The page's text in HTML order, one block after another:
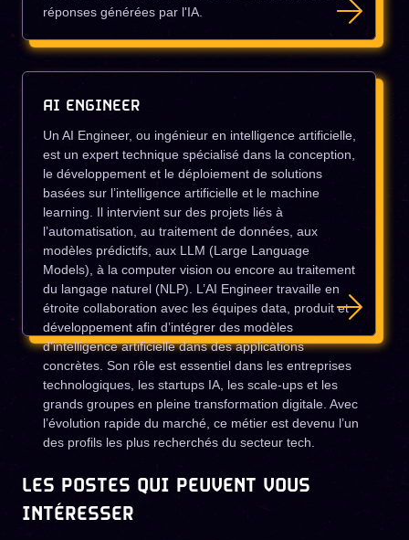
réponses générées par l'IA.
AI ENGINEER
Un AI Engineer, ou ingénieur en intelligence artificielle,
est un expert technique spécialisé dans la conception,
le développement et le déploiement de solutions
basées sur l’intelligence artificielle et le machine
learning. Il intervient sur des projets liés à
l’automatisation, au traitement de données, aux
modèles prédictifs, aux LLM (Large Language
Models), à la computer vision ou encore au traitement
du langage naturel (NLP). L’AI Engineer travaille en
étroite collaboration avec les équipes data, produit et
développement afin d’intégrer des modèles
d’intelligence artificielle dans des applications
concrètes. Son rôle est essentiel dans les entreprises
technologiques, les startups IA, les scale-ups et les
grands groupes en pleine transformation digitale. Avec
l’évolution rapide du marché, ce métier est devenu l’un
des profils les plus recherchés du secteur tech.
LES POSTES QUI PEUVENT VOUS
INTÉRESSER